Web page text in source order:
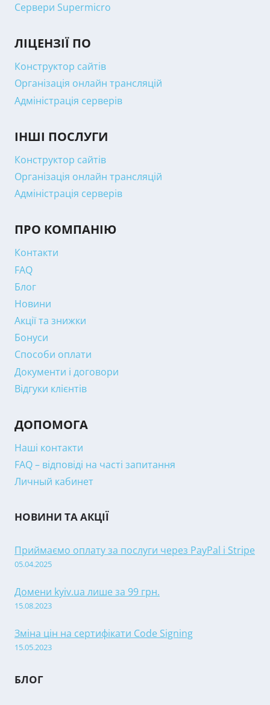
Сервери Supermicro
ЛІЦЕНЗІЇ ПО
Конструктор сайтів
Організація онлайн трансляцій
Адміністрація серверів
ІНШІ ПОСЛУГИ
Конструктор сайтів
Організація онлайн трансляцій
Адміністрація серверів
ПРО КОМПАНІЮ
Контакти
FAQ
Блог
Новини
Акції та знижки
Бонуси
Способи оплати
Документи і договори
Відгуки клієнтів
ДОПОМОГА
Наші контакти
FAQ – відповіді на часті запитання
Личный кабинет
НОВИНИ ТА АКЦІЇ
Приймаємо оплату за послуги через PayPal і Stripe
05.04.2025
Домени kyiv.ua лише за 99 грн.
15.08.2023
Зміна цін на сертифікати Code Signing
15.05.2023
БЛОГ